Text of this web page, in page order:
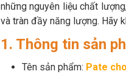
những nguyên liệu chất
và tràn đầy năng lượng. Hãy
1. Thông tin sản
Tên sản phẩm: Pate